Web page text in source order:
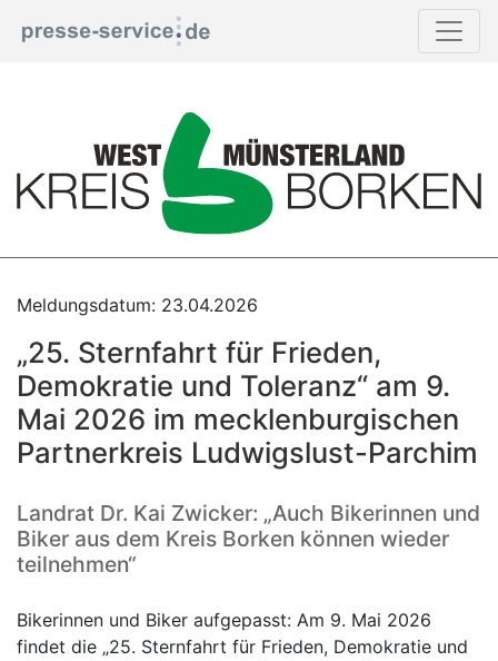
Meldungsdatum: 23.04.2026
„25. Sternfahrt für Frieden,
Demokratie und Toleranz“ am 9.
Mai 2026 im mecklenburgischen
Partnerkreis Ludwigslust-Parchim
Landrat Dr. Kai Zwicker: „Auch Bikerinnen und
Biker aus dem Kreis Borken können wieder
teilnehmen“
Bikerinnen und Biker aufgepasst: Am 9. Mai 2026
findet die „25. Sternfahrt für Frieden, Demokratie und